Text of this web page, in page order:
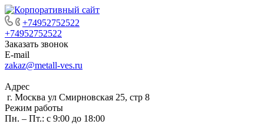
+74952752522
+74952752522
Заказать звонок
E-mail
zakaz@metall-ves.ru
Адрес
г. Москва ул Смирновская 25, стр 8
Режим работы
Пн. – Пт.: с 9:00 до 18:00